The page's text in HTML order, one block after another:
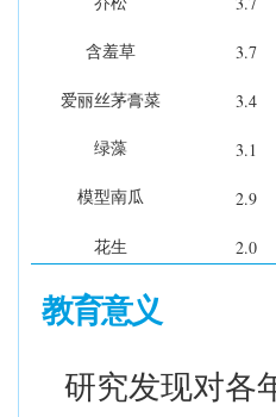
含羞草 3.7
爱丽丝茅膏菜 3.4
绿藻 3.1
模型南瓜 2.9
花生 2.0
教育意义
研究发现对各